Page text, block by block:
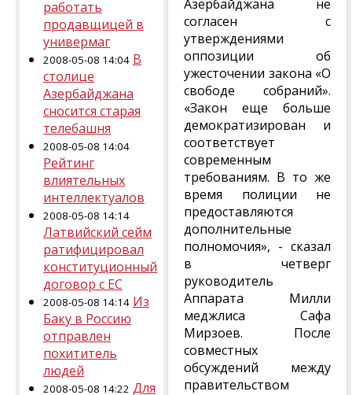
работать
продавщицей в
универмаг
2008-05-08 14:04 В
столице
Азербайджана
сносится старая
телебашня
2008-05-08 14:04
Рейтинг
влиятельных
интеллектуалов
2008-05-08 14:14
Латвийский сейм
ратифицировал
конституционный
договор с ЕС
2008-05-08 14:14 Из
Баку в Россию
отправлен
похититель
людей
2008-05-08 14:22 Для
Азербайджана не
согласен с
утверждениями
оппозиции об
ужесточении закона «О
свободе собраний».
«Закон еще больше
демократизирован и
соответствует
современным
требованиям. В то же
время полиции не
предоставляются
дополнительные
полномочия», - сказал
в четверг
руководитель
Аппарата Милли
меджлиса Сафа
Мирзоев. После
совместных
обсуждений между
правительством